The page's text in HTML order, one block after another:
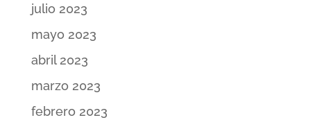
julio 2023
mayo 2023
abril 2023
marzo 2023
febrero 2023